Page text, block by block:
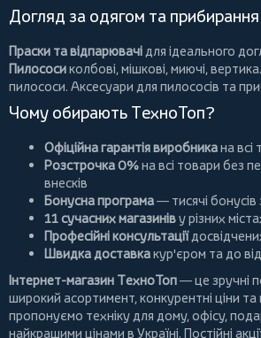
Догляд за одягом та прибирання
Праски та відпарювачідля ідеального
Пилососиколбові,мішкові,миючі,
пилососи. Аксесуари для пилососів та
Чому обирають ТехноТоп?
Офіційна гарантія виробникана всі
Розстрочка 0%на всі товари без
внесків
Бонусна програма— тисячі
11 сучасних магазиніву різних
Професійні консультації
Швидка доставкакур'єром та до
Інтернет-магазин ТехноТоп— це зручні
широкий асортимент, конкурентні ціни та
пропонуємо техніку для дому, офісу,
найкращими цінами в Україні. Постійні